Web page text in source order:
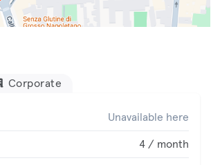
Corporate
Unavailable here
4 / month